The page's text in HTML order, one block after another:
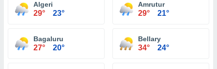
Algeri
29° 23°
Amrutur
29° 21°
Bagaluru
27° 20°
Bellary
34° 24°